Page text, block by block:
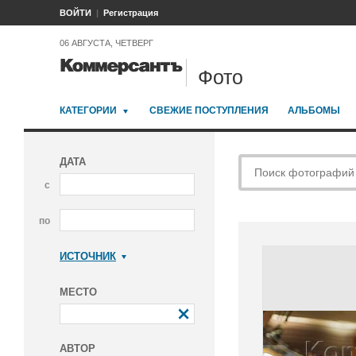
ВОЙТИ Регистрация
06 АВГУСТА, ЧЕТВЕРГ
Фото
КАТЕГОРИИ СВЕЖИЕ ПОСТУПЛЕНИЯ АЛЬБОМЫ
ДАТА
с
по
ИСТОЧНИК
МЕСТО
АВТОР